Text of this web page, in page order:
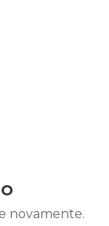
novamente.